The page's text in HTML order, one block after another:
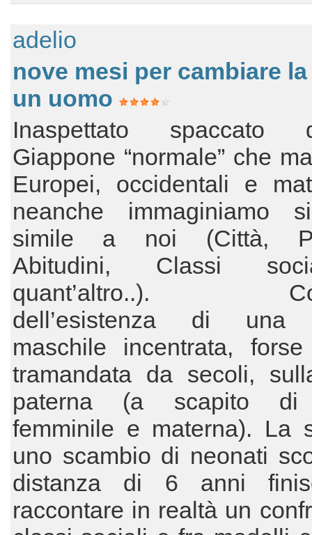
adelio
nove mesi per cambiare
un uomo
Inaspettato
Giappone “normale” che
Europei, occidentali e
neanche immaginiamo
simile a noi (Città,
Abitudini, Classi
quant’altro..).
dell’esistenza di una
maschile incentrata,
tramandata da secoli,
paterna (a scapito di
femminile e materna). La
uno scambio di neonati
distanza di 6 anni
raccontare in realtà un